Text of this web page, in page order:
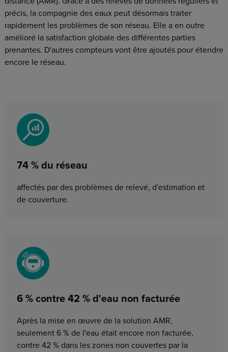
précis, la compagnie des eaux peut désormais traiter
rapidement les problèmes de son réseau. Elle a en outre
amélioré la satisfaction globale des différentes parties
prenantes. D'autres compteurs vont être ajoutés pour étendre
encore le réseau.
74 % du réseau
affectés par des problèmes de relevé, d'estimation et
de couverture.
6 % contre 42 % d'eau non facturée
Après la mise en œuvre de la solution AMR,
seulement 6 % de l'eau était encore non facturée,
contre 42 % dans les zones non couvertes par la